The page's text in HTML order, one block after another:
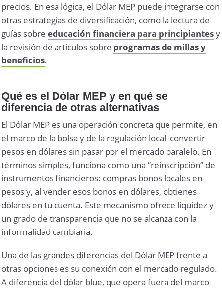
precios. En esa lógica, el Dólar MEP puede integrarse con
otras estrategias de diversificación, como la lectura de
guías sobreeducación financiera para principiantesy
la revisión de artículos sobre programas de millas y
beneficios.
Qué es el Dólar MEP y en qué se
diferencia de otras alternativas
El Dólar MEP es una operación concreta que permite, en
el marco de la bolsa y de la regulación local, convertir
pesos en dólares sin pasar por el mercado paralelo. En
términos simples, funciona como una “reinscripción” de
instrumentos financieros: compras bonos locales en
pesos y, al vender esos bonos en dólares, obtienes
dólares en tu cuenta. Este mecanismo ofrece liquidez y
un grado de transparencia que no se alcanza con la
informalidad cambiaria.
Una de las grandes diferencias del Dólar MEP frente a
otras opciones es su conexión con el mercado regulado.
A diferencia del dólar blue, que opera fuera del marco